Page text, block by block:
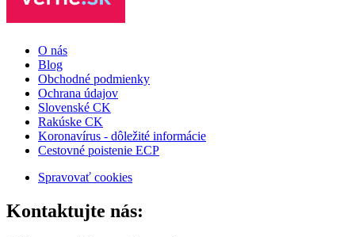
O nás
Blog
Obchodné podmienky
Ochrana údajov
Slovenské CK
Rakúske CK
Koronavírus - dôležité informácie
Cestovné poistenie ECP
Spravovať cookies
Kontaktujte nás: